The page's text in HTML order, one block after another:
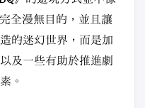
全漫無目的，並且讓
的迷幻世界，而是加
及一些有助於推進劇
。